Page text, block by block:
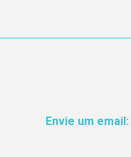
Envie um email: